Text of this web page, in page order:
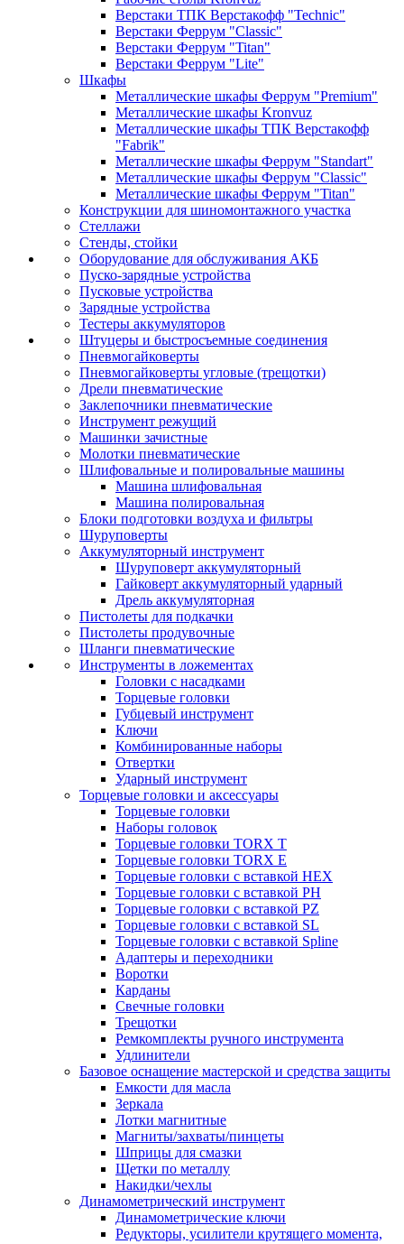
Верстаки ТПК Верстакофф "Technic"
Верстаки Феррум "Classic"
Верстаки Феррум "Titan"
Верстаки Феррум "Lite"
Шкафы
Металлические шкафы Феррум "Premium"
Металлические шкафы Kronvuz
Металлические шкафы ТПК Верстакофф
"Fabrik"
Металлические шкафы Феррум "Standart"
Металлические шкафы Феррум "Classic"
Металлические шкафы Феррум "Titan"
Конструкции для шиномонтажного участка
Стеллажи
Стенды, стойки
Оборудование для обслуживания АКБ
Пуско-зарядные устройства
Пусковые устройства
Зарядные устройства
Тестеры аккумуляторов
Штуцеры и быстросъемные соединения
Пневмогайковерты
Пневмогайковерты угловые (трещотки)
Дрели пневматические
Заклепочники пневматические
Инструмент режущий
Машинки зачистные
Молотки пневматические
Шлифовальные и полировальные машины
Машина шлифовальная
Машина полировальная
Блоки подготовки воздуха и фильтры
Шуруповерты
Аккумуляторный инструмент
Шуруповерт аккумуляторный
Гайковерт аккумуляторный ударный
Дрель аккумуляторная
Пистолеты для подкачки
Пистолеты продувочные
Шланги пневматические
Инструменты в ложементах
Головки с насадками
Торцевые головки
Губцевый инструмент
Ключи
Комбинированные наборы
Отвертки
Ударный инструмент
Торцевые головки и аксессуары
Торцевые головки
Наборы головок
Торцевые головки TORX T
Торцевые головки TORX Е
Торцевые головки с вставкой HEX
Торцевые головки с вставкой PH
Торцевые головки с вставкой PZ
Торцевые головки с вставкой SL
Торцевые головки с вставкой Spline
Адаптеры и переходники
Воротки
Карданы
Свечные головки
Трещотки
Ремкомплекты ручного инструмента
Удлинители
Базовое оснащение мастерской и средства защиты
Емкости для масла
Зеркала
Лотки магнитные
Магниты/захваты/пинцеты
Шприцы для смазки
Щетки по металлу
Накидки/чехлы
Динамометрический инструмент
Динамометрические ключи
Редукторы, усилители крутящего момента,